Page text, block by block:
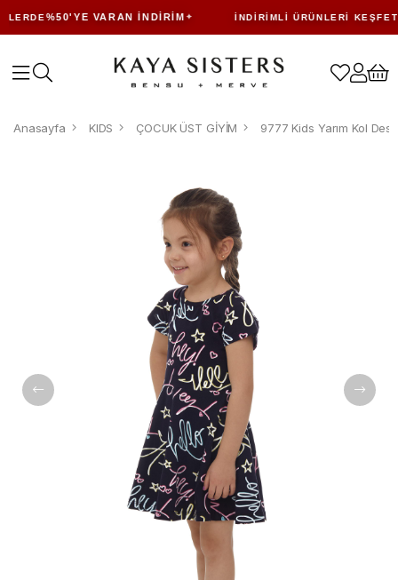
%50'YE VARAN İNDIRIM İNDIRIMLI ÜRÜNLERI KEŞFET
Anasayfa KIDS ÇOCUK ÜST GİYİM 9777 Kids Yarım Kol